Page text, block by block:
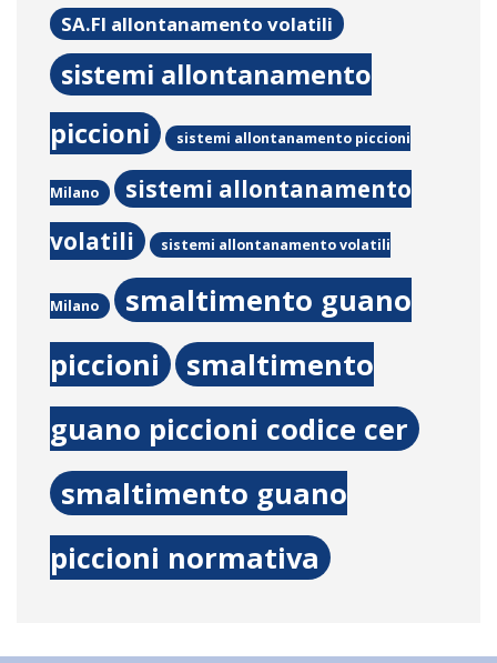
SA.FI allontanamento volatili
sistemi allontanamento
piccioni
sistemi allontanamento piccioni
Milano
sistemi allontanamento
volatili
sistemi allontanamento volatili
Milano
smaltimento guano
piccioni
smaltimento
guano piccioni codice cer
smaltimento guano
piccioni normativa